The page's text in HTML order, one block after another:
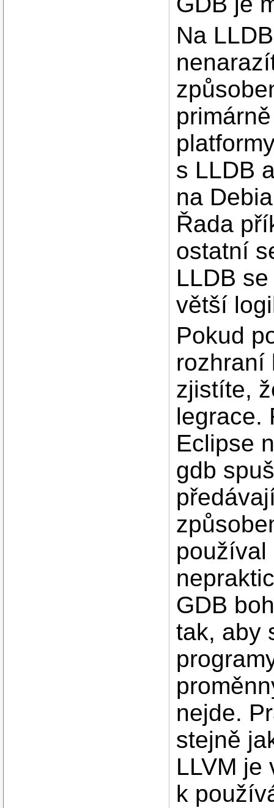
Na
s LLDB
na
Řada
ostatní
LLDB
větší
Pokud
rozhraní
zjistíte,
legrace.
Eclipse
gdb
používal
GDB
tak, aby
nejde.
stejně
LLVM je
k